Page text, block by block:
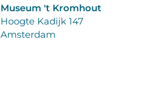
Museum 't Kromhout
Hoogte Kadijk 147
Amsterdam